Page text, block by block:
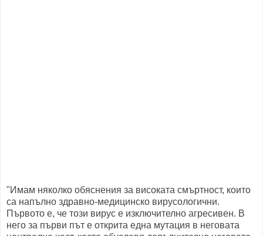
"Имам няколко обяснения за високата смъртност, които
са напълно здравно-медицинско вирусологични.
Първото е, че този вирус е изключително агресивен. В
него за първи път е открита една мутация в неговата